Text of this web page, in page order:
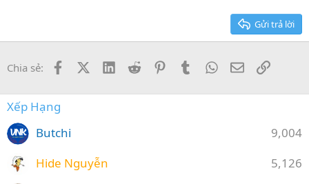
Gửi trả lời
Chia sẻ: FacebookX (Twitter)
LinkedInReddit PinterestTumblrWhatsApp
EmailLink
Xếp Hạng
9,004
Butchi
5,126
Hide Nguyễn